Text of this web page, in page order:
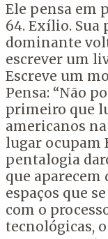
Ele pensa em
64. Exílio. Sua
dominante
escrever um
Escreve um
Pensa: “Não
primeiro que
americanos
lugar ocupam
pentalogia
que aparecem
espaços que
com o
tecnológicas,